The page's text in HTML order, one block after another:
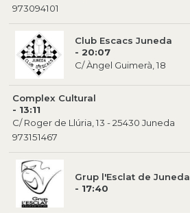
973094101
Club Escacs Juneda
- 20:07
C/ Àngel Guimerà, 18
Complex Cultural
- 13:11
C/ Roger de Llúria, 13 - 25430 Juneda
973151467
Grup l'Esclat de Juneda
- 17:40